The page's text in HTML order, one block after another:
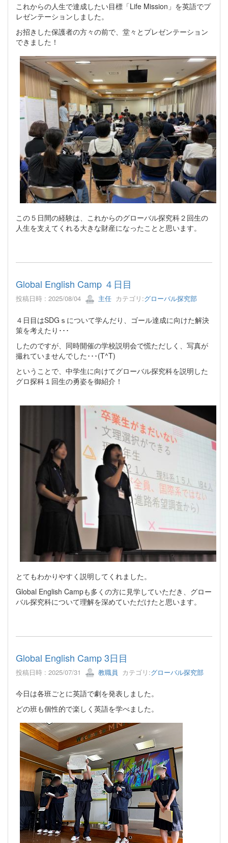
これからの人生で達成したい目標「Life Mission」を英語でプ
レゼンテーションしました。
お招きした保護者の方々の前で、堂々とプレゼンテーション
できました！
この５日間の経験は、これからのグローバル探究科２回生の
人生を支えてくれる大きな財産になったことと思います。
Global English Camp ４日目
投稿日時 : 2025/08/04 主任 カテゴリ:グローバル探究部
４日目はSDGｓについて学んだり、ゴール達成に向けた解決
策を考えたり･･･
したのですが、同時開催の学校説明会で慌ただしく、写真が
撮れていませんでした･･･(T^T)
ということで、中学生に向けてグローバル探究科を説明した
グロ探科１回生の勇姿を御紹介！
とてもわかりやすく説明してくれました。
Global English Campも多くの方に見学していただき、グロー
バル探究科について理解を深めていただけたと思います。
Global English Camp 3日目
投稿日時 : 2025/07/31 教職員 カテゴリ:グローバル探究部
今日は各班ごとに英語で劇を発表しました。
どの班も個性的で楽しく英語を学べました。